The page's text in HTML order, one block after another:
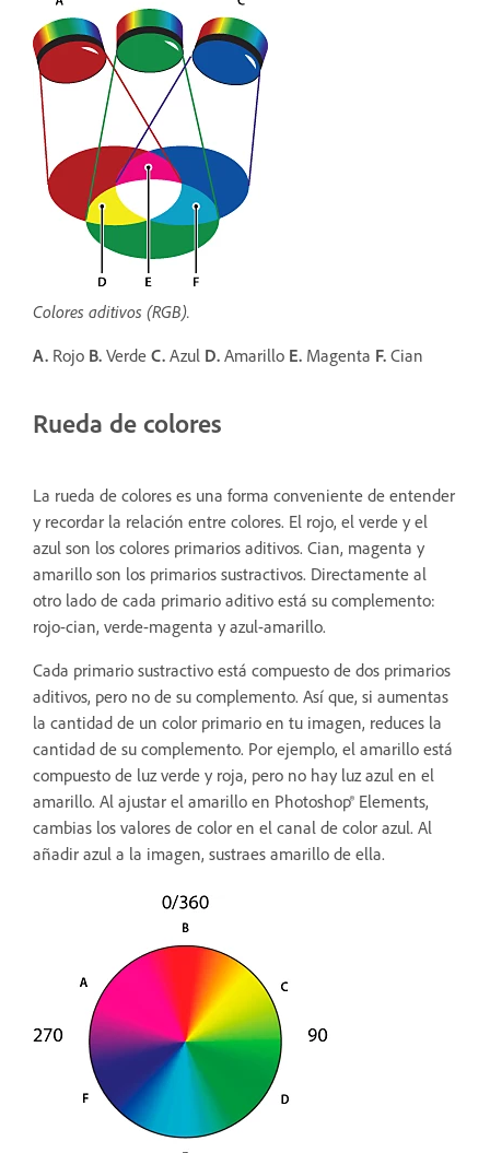
Colores aditivos (RGB).
A. Rojo B. Verde C. Azul D. Amarillo E. Magenta F. Cian
Rueda de colores
La rueda de colores es una forma conveniente de entender
y recordar la relación entre colores. El rojo, el verde y el
azul son los colores primarios aditivos. Cian, magenta y
amarillo son los primarios sustractivos. Directamente al
otro lado de cada primario aditivo está su complemento:
rojo-cian, verde-magenta y azul-amarillo.
Cada primario sustractivo está compuesto de dos primarios
aditivos, pero no de su complemento. Así que, si aumentas
la cantidad de un color primario en tu imagen, reduces la
cantidad de su complemento. Por ejemplo, el amarillo está
compuesto de luz verde y roja, pero no hay luz azul en el
amarillo. Al ajustar el amarillo en Photoshop® Elements,
cambias los valores de color en el canal de color azul. Al
añadir azul a la imagen, sustraes amarillo de ella.